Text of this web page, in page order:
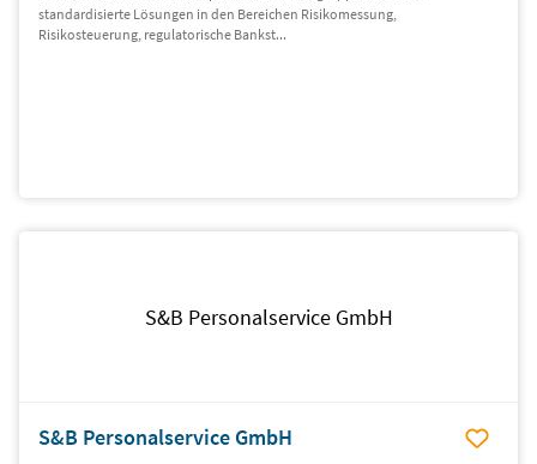
standardisierte Lösungen in den Bereichen Risikomessung,
Risikosteuerung, regulatorische Bankst...
S&B Personalservice GmbH
S&B Personalservice GmbH